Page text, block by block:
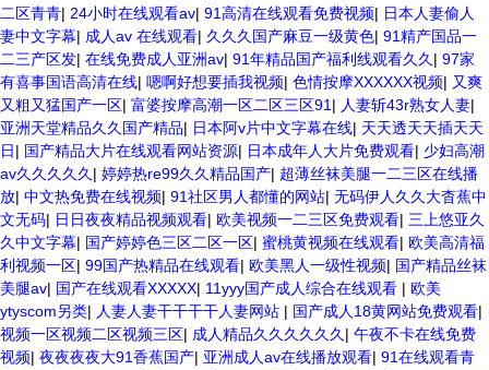
二区青青| 24小时在线观看av| 91高清在线观看免费视频| 日本人妻偷人
妻中文字幕| 成人av 在线观看| 久久久国产麻豆一级黄色| 91精产国品一
二三产区发| 在线免费成人亚洲av| 91年精品国产福利线观看久久 | 97家
有喜事国语高清在线| 嗯啊好想要插我视频| 色情按摩XXXXXX视频| 又爽
又粗又猛国产一区| 富婆按摩高潮一区二区三区91 | 人妻斩43r熟女人妻|
亚洲天堂精品久久国产精品| 日本阿v片中文字幕在线| 天天透天天插天天
日| 国产精品大片在线观看网站资源| 日本成年人大片免费观看| 少妇高潮
av久久久久久 | 婷婷热re99久久精品国产| 超薄丝袜美腿一二三区在线播
放| 中文热免费在线视频| 91社区男人都懂的网站| 无码伊人久久大杳蕉中
文无码| 日日夜夜精品视频观看| 欧美视频一二三区免费观看| 三上悠亚久
久中文字幕| 国产婷婷色三区二区一区| 蜜桃黄视频在线观看| 欧美高清福
利视频一区| 99国产热精品在线观看| 欧美黑人一级性视频| 国产精品丝袜
美腿av| 国产在线观看XXXXX| 11yyy国产成人综合在线观看 | 欧美
ytyscom另类| 人妻人妻干干干干人妻网站 | 国产成人18黄网站免费观看|
视频一区视频二区视频三区| 成人精品久久久久久久 | 午夜不卡在线免费
视频| 夜夜夜夜大91香蕉国产| 亚洲成人av在线播放观看| 91在线观看青